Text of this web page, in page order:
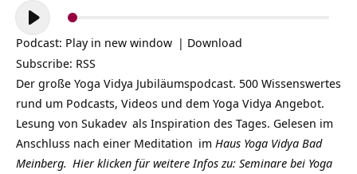
Audio-
Player
Podcast: Play in new window | Download
Subscribe: RSS
Der große Yoga Vidya Jubiläumspodcast. 500 Wissenswertes
rund um Podcasts, Videos und dem Yoga Vidya Angebot.
Lesung von Sukadev als Inspiration des Tages. Gelesen im
Anschluss nach einer Meditation im Haus Yoga Vidya Bad
Meinberg. Hier klicken für weitere Infos zu: Seminare bei Yoga